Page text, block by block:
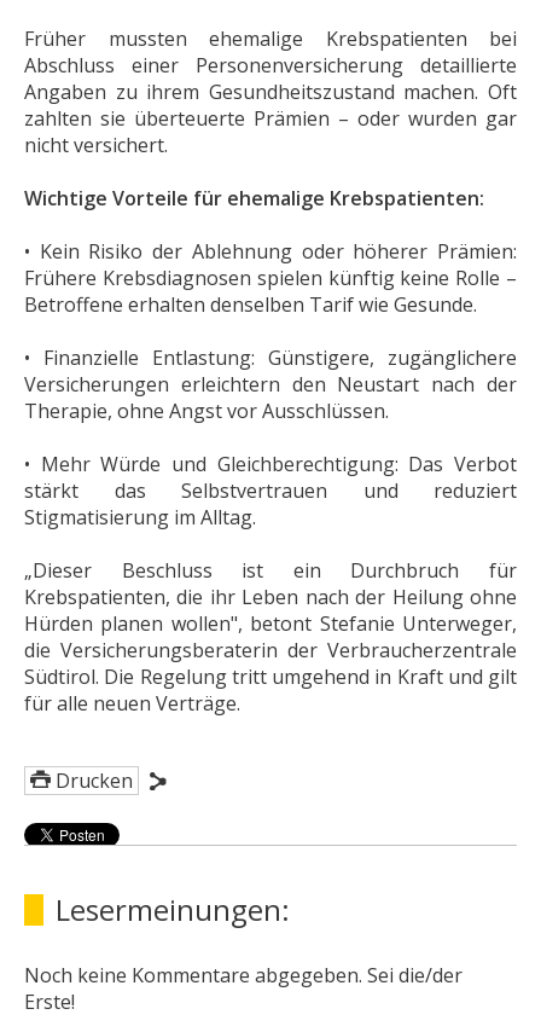
Früher mussten ehemalige Krebspatienten bei
Abschluss einer Personenversicherung detaillierte
Angaben zu ihrem Gesundheitszustand machen. Oft
zahlten sie überteuerte Prämien – oder wurden gar
nicht versichert.
Wichtige Vorteile für ehemalige Krebspatienten:
• Kein Risiko der Ablehnung oder höherer Prämien:
Frühere Krebsdiagnosen spielen künftig keine Rolle –
Betroffene erhalten denselben Tarif wie Gesunde.
• Finanzielle Entlastung: Günstigere, zugänglichere
Versicherungen erleichtern den Neustart nach der
Therapie, ohne Angst vor Ausschlüssen.
• Mehr Würde und Gleichberechtigung: Das Verbot
stärkt das Selbstvertrauen und reduziert
Stigmatisierung im Alltag.
„Dieser Beschluss ist ein Durchbruch für
Krebspatienten, die ihr Leben nach der Heilung ohne
Hürden planen wollen", betont Stefanie Unterweger,
die Versicherungsberaterin der Verbraucherzentrale
Südtirol. Die Regelung tritt umgehend in Kraft und gilt
für alle neuen Verträge.
Drucken
Lesermeinungen:
Noch keine Kommentare abgegeben. Sei die/der
Erste!